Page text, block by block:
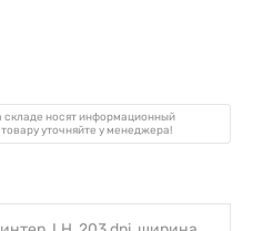
складе носят информационный
по товару уточняйте у менеджера!